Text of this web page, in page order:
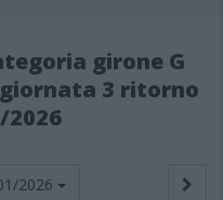
girone G
giornata 3 ritorno
2026
2026